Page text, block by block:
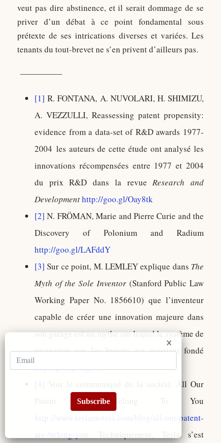
veut pas dire abstinence, et il serait dommage de se
priver d’un débat à ce point fondamental sous
prétexte de ses intrications diverses et variées. Les
tenants du tout-brevet ne s’en privent d’ailleurs pas.
—————
[1] R. FONTANA, A. NUVOLARI, H. SHIMIZU,
A. VEZZULLI, Reassessing patent propensity:
evidence from a data-set of R&D awards 1977-
2004 les auteurs de cette étude ont analysé les
innovations récompensées entre 1977 et 2004
du prix R&D dans la revueResearch and
Developmenthttp://goo.gl/Oay8tk
[2] N. FRÖMAN, Marie and Pierre Curie and the
Discovery of Polonium and Radium
http://goo.gl/LAFddY
[3] Sur ce point, M. LEMLEY explique dans The
Myth of the Sole Inventor(Stanford Public Law
Working Paper No. 1856610) que l’inventeur
capable de créer une innovation majeure dans
son garage est un mythe sur lequel le système de
protection par les brevets est pourtant fondé
http://goo.gl/SgjstW
Voir le communiqué de la société, All Our
Patent Are Belong To You
http://www.teslamotors.com/blog/all-our-patent-
. Techniquement, Tesla s’est
Subscribe